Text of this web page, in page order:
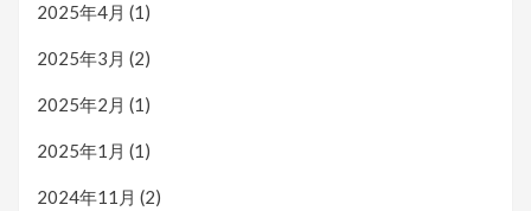
2025年4月 (1)
2025年3月 (2)
2025年2月 (1)
2025年1月 (1)
2024年11月 (2)